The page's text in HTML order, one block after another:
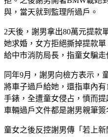
與，當天就到監理所過戶。
2天後，謝男拿出80萬元提款
她求婚，女方拒絕撕掉提款
給中市消防局長，指童女騙走
同年9月，謝男向檢方表示，
將車子過戶給她，還指車內
手錶，全遭童女侵占，憤而
車輛過戶文件都是謝男親筆簽
童女之後反控謝男傳「若上